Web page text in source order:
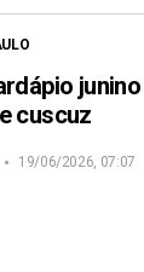
cuscuz
19/06/2026, 07:07